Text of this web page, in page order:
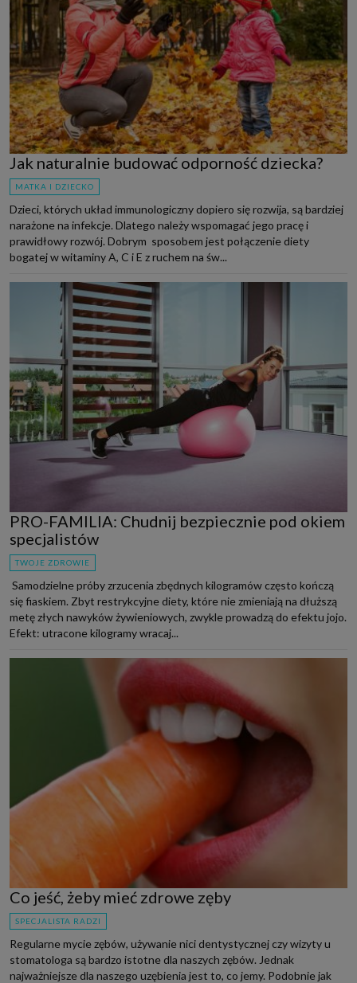
Jak naturalnie budować odporność dziecka?
MATKA I DZIECKO
Dzieci, których układ immunologiczny dopiero się rozwija, są bardziej
narażone na infekcje. Dlatego należy wspomagać jego pracę i
prawidłowy rozwój. Dobrym sposobem jest połączenie diety
bogatej w witaminy A, C i E z ruchem na św...
PRO-FAMILIA: Chudnij bezpiecznie pod okiem
specjalistów
TWOJE ZDROWIE
Samodzielne próby zrzucenia zbędnych kilogramów często kończą
się fiaskiem. Zbyt restrykcyjne diety, które nie zmieniają na dłuższą
metę złych nawyków żywieniowych, zwykle prowadzą do efektu jojo.
Efekt: utracone kilogramy wracaj...
Co jeść, żeby mieć zdrowe zęby
SPECJALISTA RADZI
Regularne mycie zębów, używanie nici dentystycznej czy wizyty u
stomatologa są bardzo istotne dla naszych zębów. Jednak
najważniejsze dla naszego uzębienia jest to, co jemy. Podobnie jak